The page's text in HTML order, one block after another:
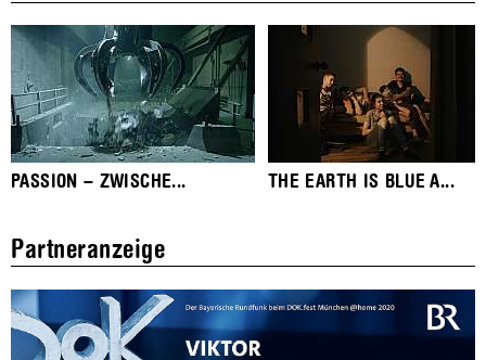
PASSION – ZWISCHE... THE EARTH IS BLUE A...
Partneranzeige